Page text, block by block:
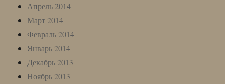
Апрель 2014
Март 2014
Февраль 2014
Январь 2014
Декабрь 2013
Ноябрь 2013